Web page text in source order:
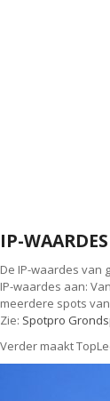
IP-
De IP-waardes van
IP-waardes aan:
meerdere spots
Zie: Spotpro
Verder maakt